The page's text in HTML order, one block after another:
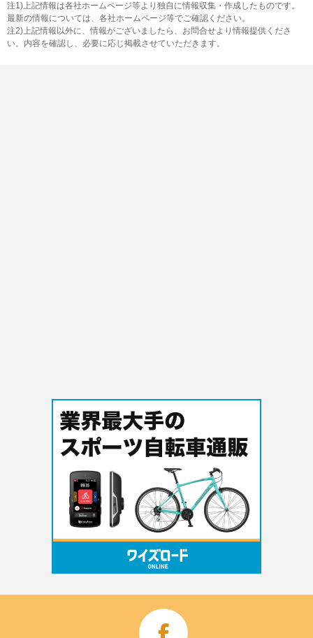
注1)上記情報は各社ホームページ等より独自に情報収集・作成したものです。
最新の情報については、各社ホームページ等でご確認ください。
注2)上記情報以外に、情報がございましたら、お問合せより情報提供くださ
い。内容を確認し、必要に応じ掲載させていただきます。